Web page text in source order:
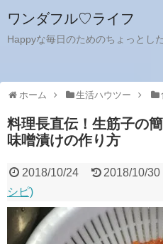
ワンダフル♡ライフ
Happyな毎日のためのちょっとし
ホーム 生活ハウツー
料理長直伝！生筋子の
味噌漬けの作り方
2018/10/24 2018/10/30
シピ)